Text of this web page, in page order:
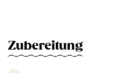
Zubereitung